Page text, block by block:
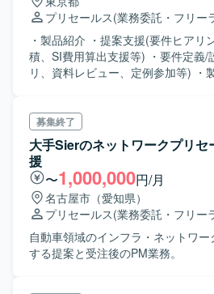
力】 クラウドソリューションの拡
き、提案活動やプリセールスとして
けます。営業や技術部門と連携しな
じてスキルアップしていただけます。 【開発環境】 詳
技術環境は別途ご案内となります。
プリセールス(業務委託・フリー
・製品紹介 ・提案支援(要件ヒアリ
積、SI費用算出支援等) ・要件定義/
リ、資料レビュー、定例参加等) ・
募集終了
大手Sierのネットワークプリセ
援
〜1,000,000円/月
名古屋市（愛知県）
プリセールス(業務委託・フリー
自動車領域のインフラ・ネットワ
する提案と受注後のPM業務。